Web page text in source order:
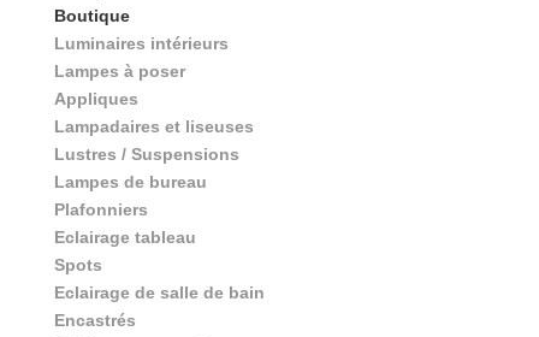
Boutique
Luminaires intérieurs
Lampes à poser
Appliques
Lampadaires et liseuses
Lustres / Suspensions
Lampes de bureau
Plafonniers
Eclairage tableau
Spots
Eclairage de salle de bain
Encastrés